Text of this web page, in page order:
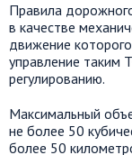
Правила
в качестве
движение
управление таким
регулированию.
Максимальный
не более 50
более 50